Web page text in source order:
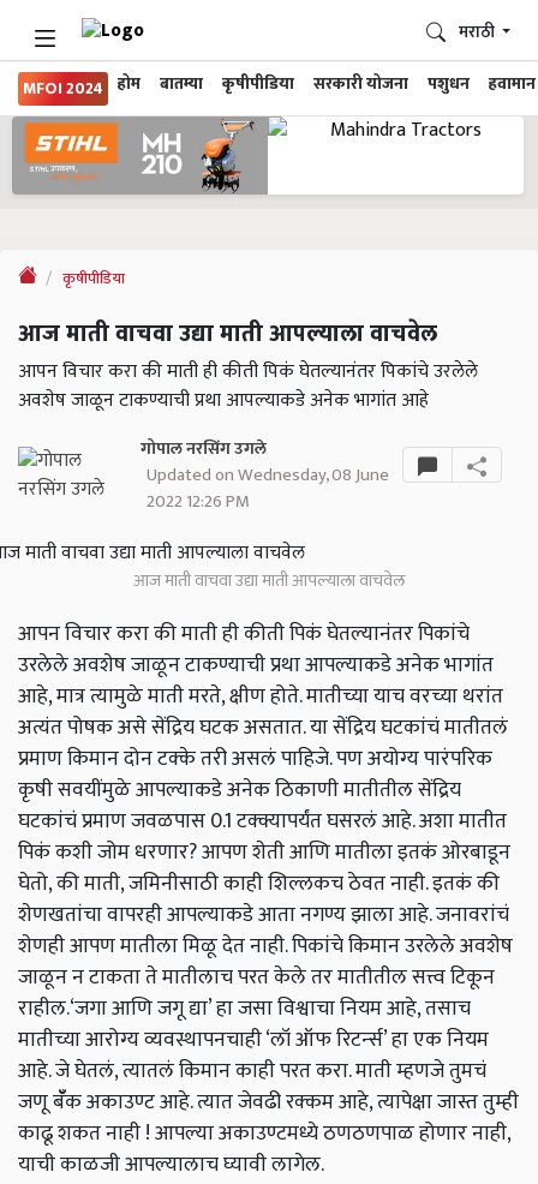
MFOI 2024 होम बातम्या कृषीपीडिया सरकारी योजना पशुधन हवामान
मराठी
कृषीपीडिया
आज माती वाचवा उद्या माती आपल्याला वाचवेल
आपन विचार करा की माती ही कीती पिकं घेतल्यानंतर पिकांचे उरलेले
अवशेष जाळून टाकण्याची प्रथा आपल्याकडे अनेक भागांत आहे
गोपाल नरसिंग उगले
Updated on Wednesday, 08 June
2022 12:26 PM
आज माती वाचवा उद्या माती आपल्याला वाचवेल
आपन विचार करा की माती ही कीती पिकं घेतल्यानंतर पिकांचे
उरलेले अवशेष जाळून टाकण्याची प्रथा आपल्याकडे अनेक भागांत
आहे, मात्र त्यामुळे माती मरते, क्षीण होते. मातीच्या याच वरच्या थरांत
अत्यंत पोषक असे सेंद्रिय घटक असतात. या सेंद्रिय घटकांचं मातीतलं
प्रमाण किमान दोन टक्के तरी असलं पाहिजे. पण अयोग्य पारंपरिक
कृषी सवयींमुळे आपल्याकडे अनेक ठिकाणी मातीतील सेंद्रिय
घटकांचं प्रमाण जवळपास 0.1 टक्क्यापर्यंत घसरलं आहे. अशा मातीत
पिकं कशी जोम धरणार? आपण शेती आणि मातीला इतकं ओरबाडून
घेतो, की माती, जमिनीसाठी काही शिल्लकच ठेवत नाही. इतकं की
शेणखतांचा वापरही आपल्याकडे आता नगण्य झाला आहे. जनावरांचं
शेणही आपण मातीला मिळू देत नाही. पिकांचे किमान उरलेले अवशेष
जाळून न टाकता ते मातीलाच परत केले तर मातीतील सत्त्व टिकून
राहील.‘जगा आणि जगू द्या’ हा जसा विश्वाचा नियम आहे, तसाच
मातीच्या आरोग्य व्यवस्थापनचाही ‘लॉ ऑफ रिटर्न्‍स’ हा एक नियम
आहे. जे घेतलं, त्यातलं किमान काही परत करा. माती म्हणजे तुमचं
जणू बॅँक अकाउण्ट आहे. त्यात जेवढी रक्कम आहे, त्यापेक्षा जास्त तुम्ही
काढू शकत नाही ! आपल्या अकाउण्टमध्ये ठणठणपाळ होणार नाही,
याची काळजी आपल्यालाच घ्यावी लागेल.